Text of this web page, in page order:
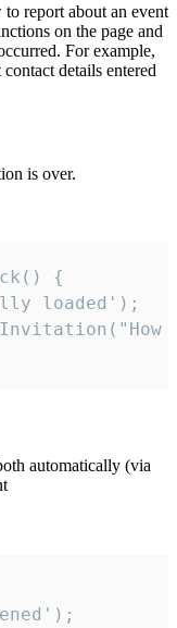
report about an event
on the page and
For example,
details entered
is over.
{
loaded');
automatically (via